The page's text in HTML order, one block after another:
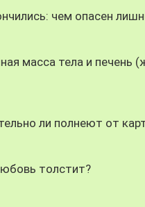
чем опасен
масса тела и печень
ли полнеют от
толстит?